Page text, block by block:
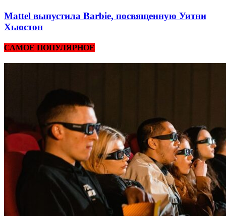
Mattel выпустила Barbie, посвященную Уитни
Хьюстон
САМОЕ ПОПУЛЯРНОЕ